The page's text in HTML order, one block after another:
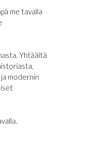
me tavalla
Yhtäältä
modernin